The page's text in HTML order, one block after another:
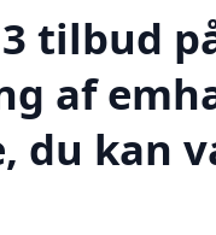
tilbud
af
du kan